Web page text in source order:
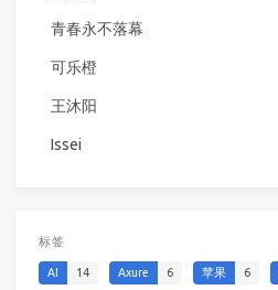
青春永不落幕
可乐橙
王沐阳
Issei
标签
AI 14 Axure 6 苹果 6